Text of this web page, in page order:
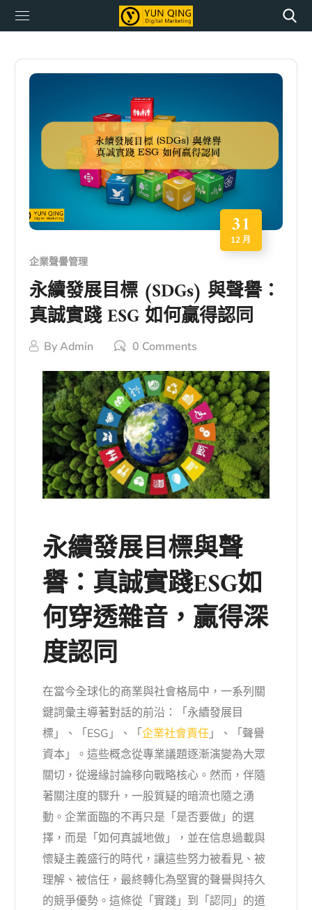
31
12 月
企業聲譽管理
永續發展目標 (SDGs) 與聲譽：
真誠實踐 ESG 如何贏得認同
ByAdmin 0 Comments
永續發展目標與聲
譽：真誠實踐ESG如
何穿透雜音，贏得深
度認同
在當今全球化的商業與社會格局中，一系列關
鍵詞彙主導著對話的前沿：「永續發展目
標」、「ESG」、「企業社會責任」、「聲譽
資本」。這些概念從專業議題逐漸演變為大眾
關切，從邊緣討論移向戰略核心。然而，伴隨
著關注度的驟升，一股質疑的暗流也隨之湧
動。企業面臨的不再只是「是否要做」的選
擇，而是「如何真誠地做」，並在信息過載與
懷疑主義盛行的時代，讓這些努力被看見、被
理解、被信任，最終轉化為堅實的聲譽與持久
的競爭優勢。這條從「實踐」到「認同」的道